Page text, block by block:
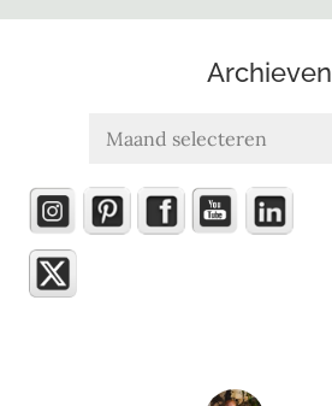
Archieven
Archieven